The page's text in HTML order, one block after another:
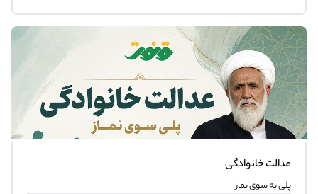
عدالت خانوادگی
پلی به سوی نماز